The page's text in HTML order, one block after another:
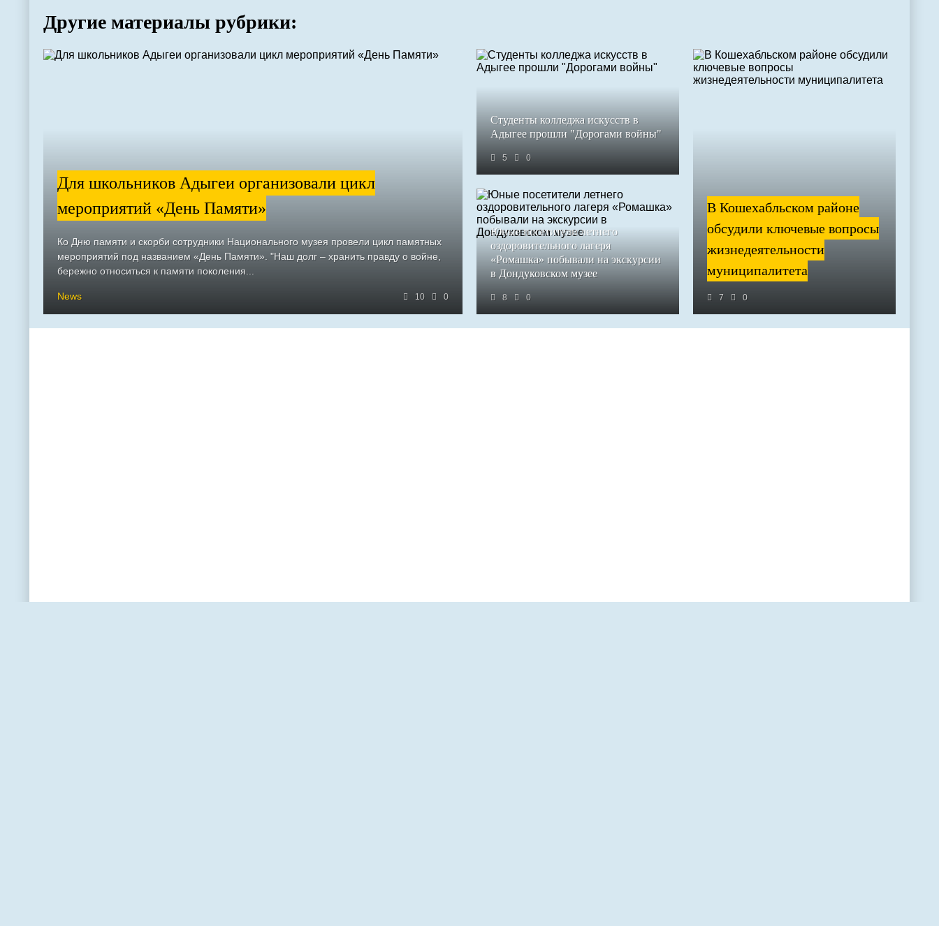
Другие материалы рубрики:
Для школьников Адыгеи организовали цикл
мероприятий «День Памяти»
Ко Дню памяти и скорби сотрудники Национального музея провели цикл памятных
мероприятий под названием «День Памяти». "Наш долг – хранить правду о войне,
бережно относиться к памяти поколения...
News 10 0
Студенты колледжа искусств в
Адыгее прошли "Дорогами войны"
5 0
В Кошехабльском районе
обсудили ключевые вопросы
жизнедеятельности
муниципалитета
7 0
Юные посетители летнего
оздоровительного лагеря
«Ромашка» побывали на экскурсии
в Дондуковском музее
8 0